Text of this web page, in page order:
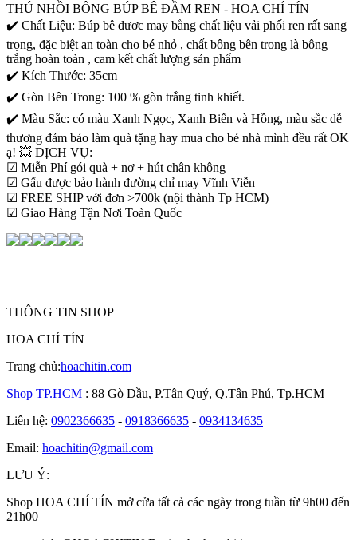
THÚ NHỒI BÔNG BÚP BÊ ĐẦM REN - HOA CHÍ TÍN
✔️ Chất Liệu: Búp bê đươc may bằng chất liệu vải phối ren rất sang
trọng, đặc biệt an toàn cho bé nhỏ , chất bông bên trong là bông
trắng hoàn toàn , cam kết chất lượng sản phẩm
✔️ Kích Thước: 35cm
✔️ Gòn Bên Trong: 100 % gòn trắng tinh khiết.
✔️ Màu Sắc: có màu Xanh Ngọc, Xanh Biển và Hồng, màu sắc dễ
thương đảm bảo làm quà tặng hay mua cho bé nhà mình đều rất OK
ạ! 💥 DỊCH VỤ:
☑ Miễn Phí gói quà + nơ + hút chân không
☑ Gấu được bảo hành đường chỉ may Vĩnh Viễn
☑ FREE SHIP với đơn >700k (nội thành Tp HCM)
☑ Giao Hàng Tận Nơi Toàn Quốc
THÔNG TIN SHOP
HOA CHÍ TÍN
Trang chủ:hoachitin.com
Shop TP.HCM : 88 Gò Dầu, P.Tân Quý, Q.Tân Phú, Tp.HCM
Liên hệ: 0902366635 - 0918366635 - 0934134635
Email: hoachitin@gmail.com
LƯU Ý:
Shop HOA CHÍ TÍN mở cửa tất cả các ngày trong tuần từ 9h00 đến
21h00